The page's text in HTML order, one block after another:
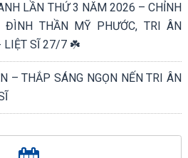
LẦN THỨ 3 NĂM 2026 – CHỈNH
ĐÌNH THẦN MỸ PHƯỚC, TRI ÂN
LIỆT SĨ 27/7 ☘️
– THẮP SÁNG NGỌN NẾN TRI ÂN